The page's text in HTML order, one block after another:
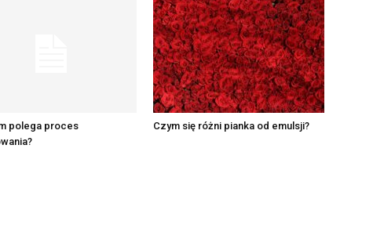
polega proces
Czym się różni pianka od emulsji?